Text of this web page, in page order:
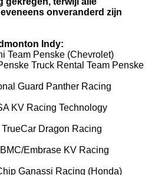
onveranderd zijn
Indy:
Team Penske (Chevrolet)
Truck Rental Team Penske
Guard Panther Racing
KV Racing Technology
Dragon Racing
Embrase KV Racing
Ganassi Racing (Honda)